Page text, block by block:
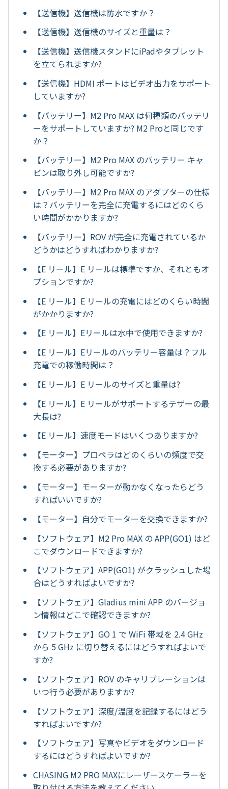
【送信機】送信機は防水ですか？
【送信機】送信機のサイズと重量は？
【送信機】送信機スタンドにiPadやタブレット
を立てられますか?
【送信機】HDMI ポートはビデオ出力をサポート
していますか?
【バッテリー】M2 Pro MAX は何種類のバッテリ
ーをサポートしていますか? M2 Proと同じです
か？
【バッテリー】M2 Pro MAX のバッテリー キャ
ビンは取り外し可能ですか?
【バッテリー】M2 Pro MAX のアダプターの仕様
は？バッテリーを完全に充電するにはどのくら
い時間がかかりますか?
【バッテリー】ROV が完全に充電されているか
どうかはどうすればわかりますか?
【E リール】E リールは標準ですか、それともオ
プションですか?
【E リール】E リールの充電にはどのくらい時間
がかかりますか?
【E リール】Eリールは水中で使用できますか?
【E リール】Eリールのバッテリー容量は？フル
充電での稼働時間は？
【E リール】E リールのサイズと重量は?
【E リール】E リールがサポートするテザーの最
大長は?
【E リール】速度モードはいくつありますか?
【モーター】プロペラはどのくらいの頻度で交
換する必要がありますか?
【モーター】モーターが動かなくなったらどう
すればいいですか?
【モーター】自分でモーターを交換できますか?
【ソフトウェア】M2 Pro MAX の APP(GO1) はど
こでダウンロードできますか?
【ソフトウェア】APP(GO1) がクラッシュした場
合はどうすればよいですか?
【ソフトウェア】Gladius mini APP のバージョ
ン情報はどこで確認できますか?
【ソフトウェア】GO 1 で WiFi 帯域を 2.4 GHz
から 5 GHz に切り替えるにはどうすればよいで
すか?
【ソフトウェア】ROV のキャリブレーションは
いつ行う必要がありますか?
【ソフトウェア】深度/温度を記録するにはどう
すればよいですか?
【ソフトウェア】写真やビデオをダウンロード
するにはどうすればよいですか?
CHASING M2 PRO MAXにレーザースケーラーを